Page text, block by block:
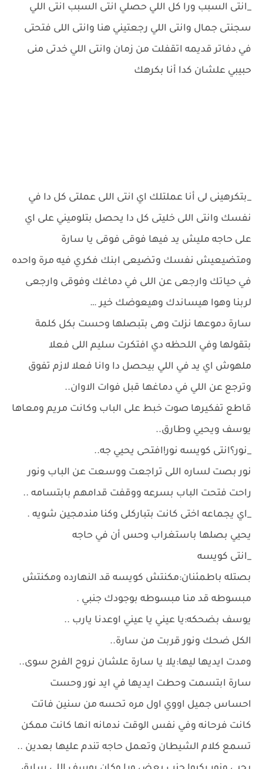
_انتى السبب ورا كل اللي حصلي انتى السبب انتى اللي
سجنتى جمال وانتى اللي رجعتيني هنا وانتى اللى فتحتى
في دفاتر قديمه اتقفلت من زمان وانتى اللي خدتى منى
حبيبي علشان كدا أنا بكرهك
_بتكرهينى لى أنا عملتلك اي انتى اللى عملتى كل دا في
نفسك وانتى اللى خليتى كل دا يحصل بتلوميني على اي
على حاجه مليش يد فيها فوقى فوقى يا سارة
ومتضيعيش نفسك وتضيعى ابنك فكري فيه مرة واحده
في حياتك وارجعى عن اللى في دماغك وفوقى وارجعى
لربنا وهوا هيساندك وهيعوضك خير …
سارة دموعها نزلت وهى بتبصلها وحست بكل كلمة
بتقولها وفي اللحظه دي افتكرت سليم اللى فعلا
ملهوش اي يد في اللي بيحصل دا وانا فعلا لازم تفوق
وترجع عن اللي في دماغها قبل فوات الاوان..
قاطع تفكيرها صوت خبط على الباب وكانت مريم ومعاها
يوسف ويحيي وطارق..
_نور؟انتى كويسه نور!افتحى يحيي جه..
نور بصت لساره اللى تراجعت ووسعت عن الباب ونور
راحت فتحت الباب بسرعه ووقفت قدامهم بابتسامه ..
_اي يجماعه اختى كانت بتباركلى وكنا مندمجين شويه .
يحيي بصلها باستغراب وحس أن في حاجه
_انتى كويسه
بصتله باطمئنان:مكنتش كويسه قد النهارده ومكنتش
مبسوطه قد منا مبسوطه بوجودك جنبي .
يوسف بضحكه:يا عيني يا عيني اوعدنا يارب ..
الكل ضحك ونور قربت من سارة..
ومدت ايديها ليها:يلا يا سارة علشان نروح الفرح سوى..
سارة ابتسمت وحطت ايديها في ايد نور وحست
احساس جميل اووي اول مره تحسه من سنين فاتت
كانت فرحانه وفي نفس الوقت ندمانه انها كانت ممكن
تسمع كلام الشيطان وتعمل حاجه تندم عليها بعدين ..